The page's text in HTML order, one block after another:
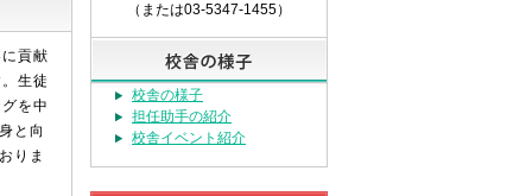
貢献
生徒
を中
と向
りま
（または03-5347-1455）
校舎の様子
担任助手の紹介
校舎イベント紹介